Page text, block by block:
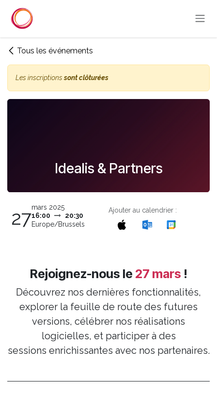
Tous les événements
Les inscriptionssont clôturées
Idealis & Partners
27mars 2025
16:00
20:30
Europe/Brussels
Ajouter au calendrier :
Rejoignez-nous le 27 mars !
Découvrez nos dernières fonctionnalités,
explorer la feuille de route des futures
versions, célébrer nos réalisations
logicielles, et participer à des
sessions enrichissantes avec nos partenaires.